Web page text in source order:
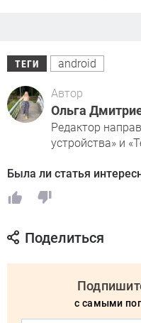
ТЕГИ android
Автор
Ольга
Редактор
устройства» и
Была ли статья
Поделиться
с самыми